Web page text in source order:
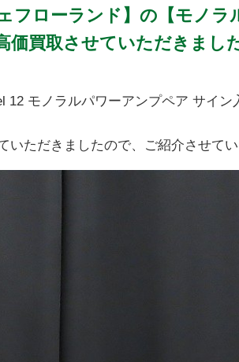
フローランド】の【モノ
価買取させていただきまし
12 モノラルパワーアンプペア サイ
いただきましたので、ご紹介させてい